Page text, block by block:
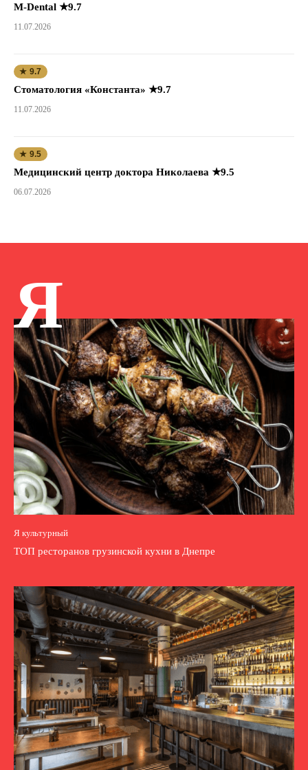
M-Dental ★9.7
11.07.2026
★ 9.7
Стоматология «Константа» ★9.7
11.07.2026
★ 9.5
Медицинский центр доктора Николаева ★9.5
06.07.2026
Я
Я культурный
ТОП ресторанов грузинской кухни в Днепре